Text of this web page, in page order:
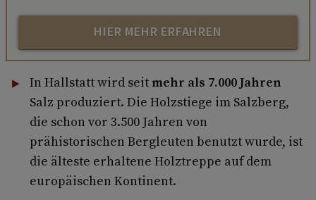
HIER MEHR ERFAHREN
In Hallstatt wird seit mehr als 7.000 Jahren
Salz produziert. Die Holzstiege im Salzberg,
die schon vor 3.500 Jahren von
prähistorischen Bergleuten benutzt wurde, ist
die älteste erhaltene Holztreppe auf dem
europäischen Kontinent.